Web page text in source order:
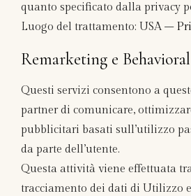
quanto specificato dalla privacy
Luogo del trattamento: USA –
Remarketing e
Questi servizi consentono a
partner di comunicare,
pubblicitari basati sull’utilizzo
da parte dell’utente.
Questa attività viene effettuata
tracciamento dei dati di Utilizzo